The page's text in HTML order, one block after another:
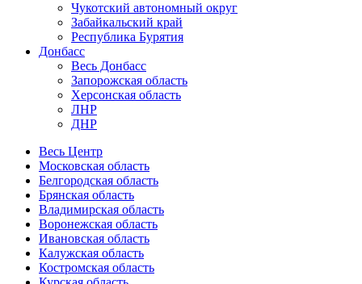
Чукотский автономный округ
Забайкальский край
Республика Бурятия
Донбасс
Весь Донбасс
Запорожская область
Херсонская область
ЛНР
ДНР
Весь Центр
Московская область
Белгородская область
Брянская область
Владимирская область
Воронежская область
Ивановская область
Калужская область
Костромская область